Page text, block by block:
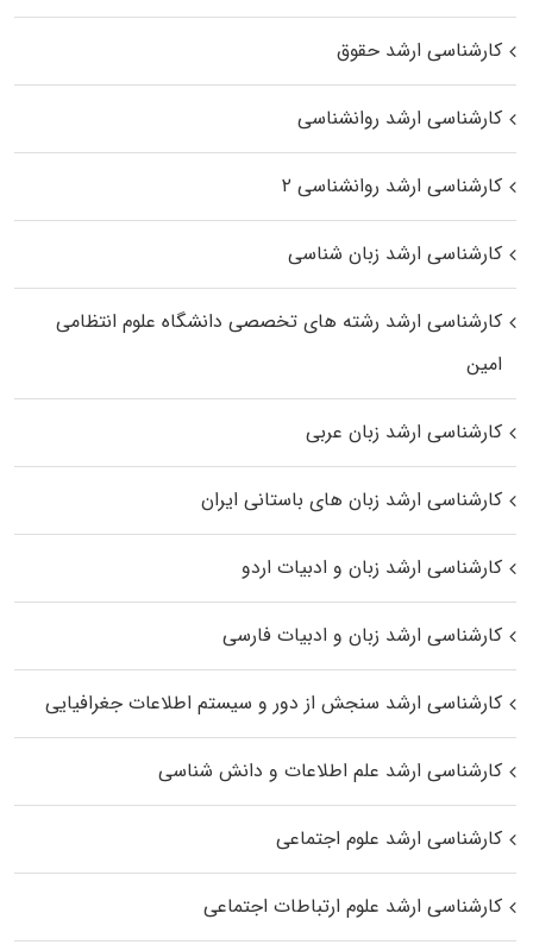
کارشناسی ارشد حقوق
کارشناسی ارشد روانشناسی
کارشناسی ارشد روانشناسی ۲
کارشناسی ارشد زبان شناسی
کارشناسی ارشد رﺷﺘﻪ ﻫﺎی تخصصی داﻧﺸﮕﺎه ﻋﻠﻮم انتظامی
اﻣﻴﻦ
کارشناسی ارشد زبان عربی
کارشناسی ارشد زبان‌ های باستانی ایران
کارشناسی ارشد زبان و ادبیات اردو
کارشناسی ارشد زبان و ادبیات فارسی
کارشناسی ارشد سنجش از دور و سیستم اطلاعات جغرافیایی
کارشناسی ارشد علم اطلاعات و دانش شناسی
کارشناسی ارشد علوم اجتماعی
کارشناسی ارشد علوم ارتباطات اجتماعی